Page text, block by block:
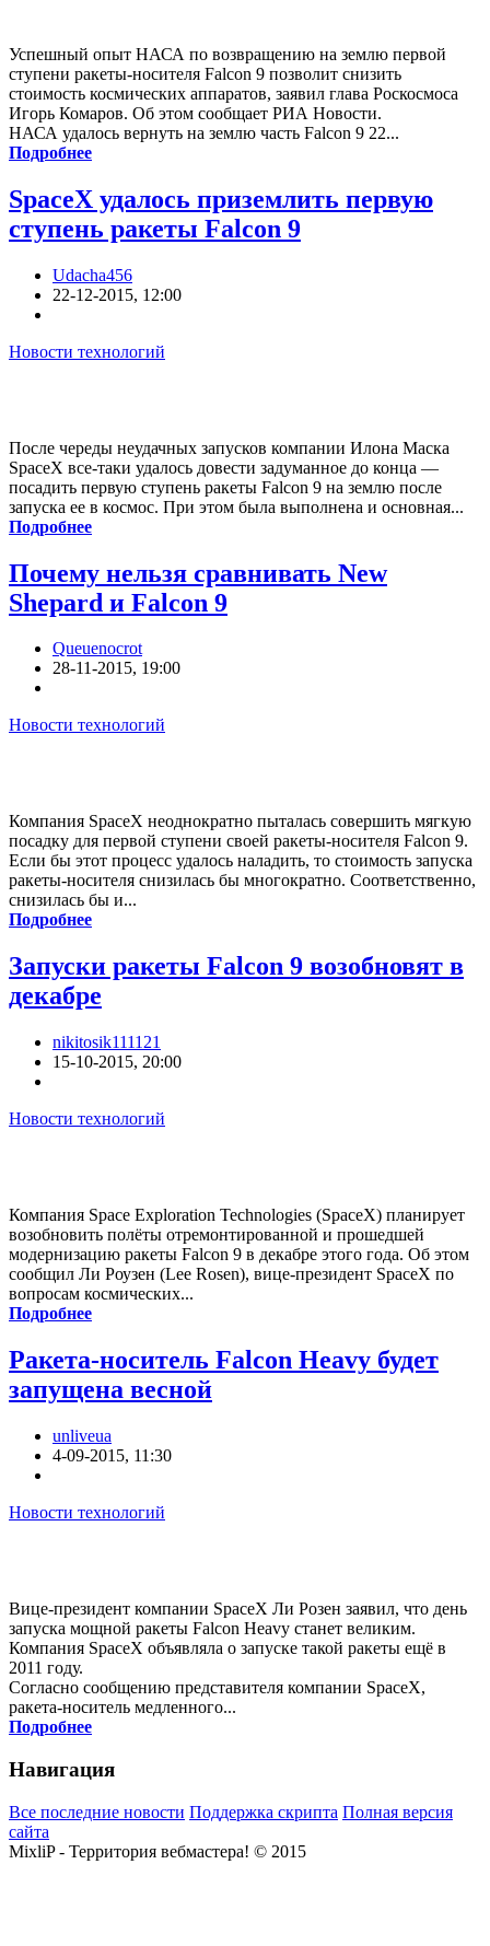
Успешный опыт НАСА по возвращению на землю первой
ступени ракеты-носителя Falcon 9 позволит снизить
стоимость космических аппаратов, заявил глава Роскосмоса
Игорь Комаров. Об этом сообщает РИА Новости.
НАСА удалось вернуть на землю часть Falcon 9 22...
Подробнее
SpaceX удалось приземлить первую
ступень ракеты Falcon 9
Udacha456
22-12-2015, 12:00
Новости технологий
После череды неудачных запусков компании Илона Маска
SpaceX все-таки удалось довести задуманное до конца —
посадить первую ступень ракеты Falcon 9 на землю после
запуска ее в космос. При этом была выполнена и основная...
Подробнее
Почему нельзя сравнивать New
Shepard и Falcon 9
Queuenocrot
28-11-2015, 19:00
Новости технологий
Компания SpaceX неоднократно пыталась совершить мягкую
посадку для первой ступени своей ракеты-носителя Falcon 9.
Если бы этот процесс удалось наладить, то стоимость запуска
ракеты-носителя снизилась бы многократно. Соответственно,
снизилась бы и...
Подробнее
Запуски ракеты Falcon 9 возобновят в
декабре
nikitosik111121
15-10-2015, 20:00
Новости технологий
Компания Space Exploration Technologies (SpaceX) планирует
возобновить полёты отремонтированной и прошедшей
модернизацию ракеты Falcon 9 в декабре этого года. Об этом
сообщил Ли Роузен (Lee Rosen), вице-президент SpaceX по
вопросам космических...
Подробнее
Ракета-носитель Falcon Heavy будет
запущена весной
unliveua
4-09-2015, 11:30
Новости технологий
Вице-президент компании SpaceX Ли Розен заявил, что день
запуска мощной ракеты Falcon Heavy станет великим.
Компания SpaceX объявляла о запуске такой ракеты ещё в
2011 году.
Согласно сообщению представителя компании SpaceX,
ракета-носитель медленного...
Подробнее
Навигация
Все последние новости Поддержка скрипта Полная версия
сайта
MixliP - Территория вебмастера! © 2015